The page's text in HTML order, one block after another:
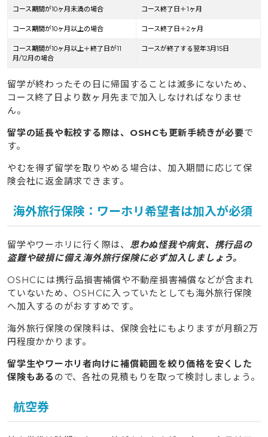
コース期間が10ヶ月未満の場合 コース終了日＋1ヶ月
コース期間が10ヶ月以上の場合 コース終了日＋2ヶ月
コース期間が10ヶ月以上＋終了日が11
月/12月の場合
コースが終了する翌年3月15日
留学が終わったその日に帰国することは滅多にないため、
コース終了日より数ヶ月先まで加入しなければなりませ
ん。
留学の延長や転校する際は、OSHCも更新手続きが必要で
す。
やむを得ず留学を取りやめる場合は、加入期間に応じて保
険会社に返金請求できます。
海外旅行保険：ワーホリ希望者は加入が必須
留学やワーホリに行く際は、 思わぬ怪我や病気、携行品の
盗難や破損に備え海外旅行保険に必ず加入しましょう。
OSHCには携行品損害補償や不動産損害補償などが含まれ
ていないため、OSHCに入っていたとしても海外旅行保険
へ加入するのがおすすめです。
海外旅行保険の保険料は、保険会社にもよりますが月額2万
円程度かかります。
留学生やワーホリ者向けに補償範囲を絞り価格を安くした
保険もある ので、各社の見積もりを取って検討しましょう。
航空券